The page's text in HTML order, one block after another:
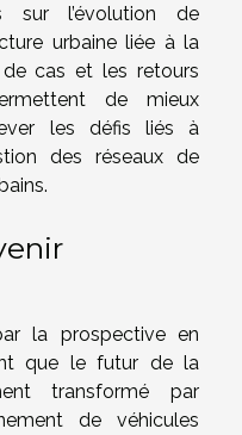
sur l’évolution de
urbaine liée à la
de cas et les retours
de mieux
les défis liés à
des réseaux de
la prospective en
que le futur de la
transformé par
de véhicules